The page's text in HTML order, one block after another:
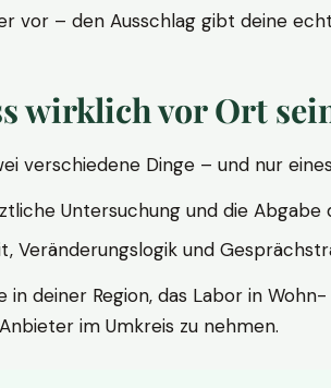
vor – den Ausschlag gibt deine
wirklich vor Ort
verschiedene Dinge – und nur
Untersuchung und die Abgabe
Veränderungslogik und
deiner Region, das Labor in
im Umkreis zu nehmen.